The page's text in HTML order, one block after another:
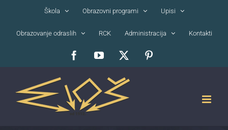
content
Škola Obrazovni programi Upisi
Obrazovanje odraslih RCK Administracija Kontakti
FacebookYouTube